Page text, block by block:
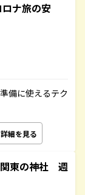
ナ旅の安
備に使えるテク
詳細を見る
東の神社 週